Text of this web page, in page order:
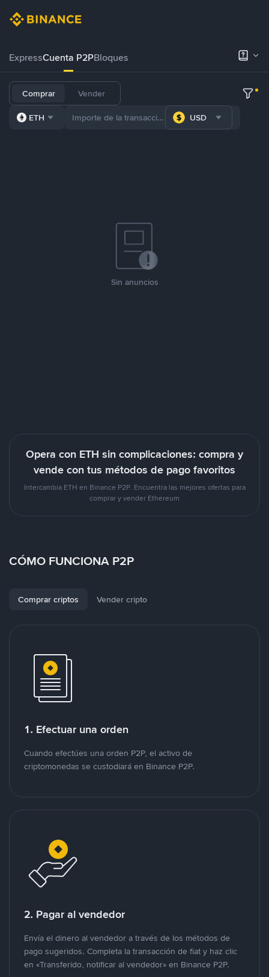
ExpressCuenta P2PBloques
Comprar Vender
ETH USD
Sin anuncios
Opera con ETH sin complicaciones: compra y
vende con tus métodos de pago favoritos
Intercambia ETH en Binance P2P. Encuentra las mejores ofertas para
comprar y vender Ethereum
CÓMO FUNCIONA P2P
Comprar criptos Vender cripto
1. Efectuar una orden
Cuando efectúes una orden P2P, el activo de
criptomonedas se custodiará en Binance P2P.
2. Pagar al vendedor
Envía el dinero al vendedor a través de los métodos de
pago sugeridos. Completa la transacción de fiat y haz clic
en «Transferido, notificar al vendedor» en Binance P2P.